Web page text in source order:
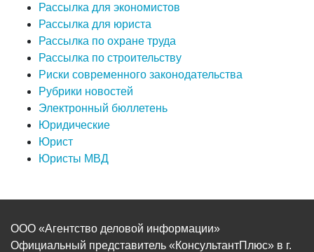
Рассылка для экономистов
Рассылка для юриста
Рассылка по охране труда
Рассылка по строительству
Риски современного законодательства
Рубрики новостей
Электронный бюллетень
Юридические
Юрист
Юристы МВД
ООО «Агентство деловой информации»
Официальный представитель «КонсультантПлюс» в г.